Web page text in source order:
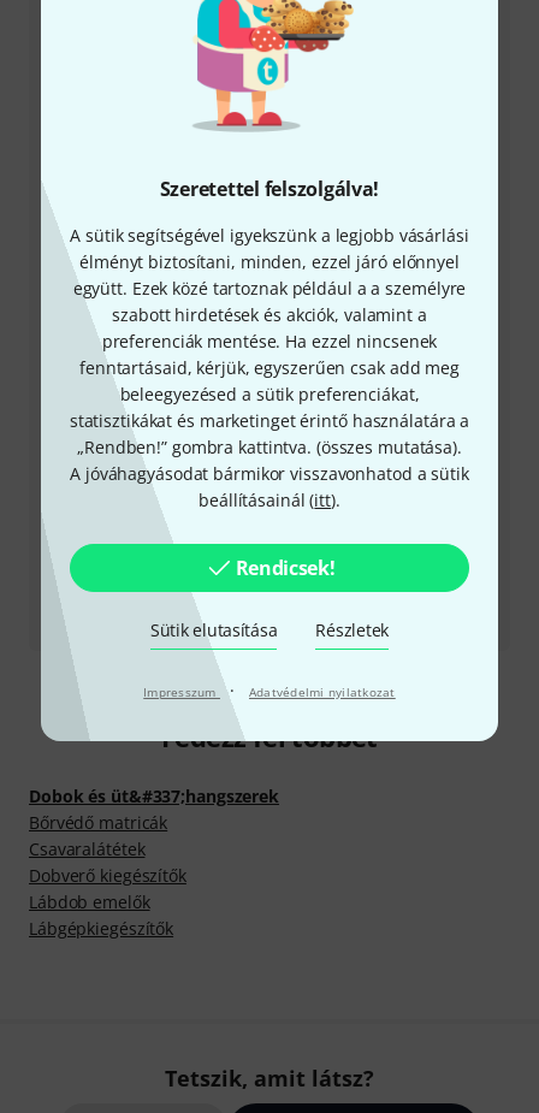
Szeretettel felszolgálva!
A sütik segítségével igyekszünk a legjobb vásárlási
élményt biztosítani, minden, ezzel járó előnnyel
együtt. Ezek közé tartoznak például a a személyre
szabott hirdetések és akciók, valamint a
preferenciák mentése. Ha ezzel nincsenek
fenntartásaid, kérjük, egyszerűen csak add meg
beleegyezésed a sütik preferenciákat,
statisztikákat és marketinget érintő használatára a
„Rendben!” gombra kattintva. (összes mutatása).
A jóváhagyásodat bármikor visszavonhatod a sütik
beállításainál (itt).
Rendicsek!
Sütik elutasítása Részletek
Impresszum · Adatvédelmi nyilatkozat
Ügyfélszolgálatunk minden kérdés és észrevétel esetén
örömmel áll rendelkezésedre
Készítsd elő ügyfélszámodat
Nyitvatartási idő (CEST - Közép-európai
nyári időszámítás)
Visszahívást kérek
Még több elérhetőség
Termék visszaküldése
Minden kapcsolattartó
Fedezz fel többet
Dobok és üt&#337;hangszerek
Bőrvédő matricák
Csavaralátétek
Dobverő kiegészítők
Lábdob emelők
Lábgépkiegészítők
Tetszik, amit látsz?